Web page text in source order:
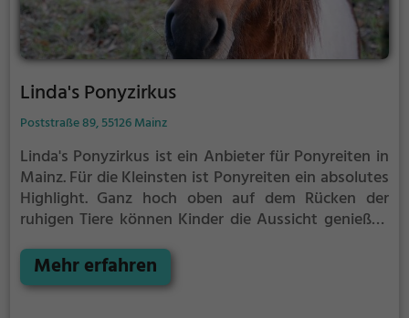
Linda's Ponyzirkus
Poststraße 89, 55126 Mainz
Linda's Ponyzirkus ist ein Anbieter für Ponyreiten in
Mainz.Für die Kleinsten ist Ponyreiten ein absolutes
Highlight. Ganz hoch oben auf dem Rücken der
ruhigen Tiere können Kinder die Aussicht genießen
Mehr erfahren